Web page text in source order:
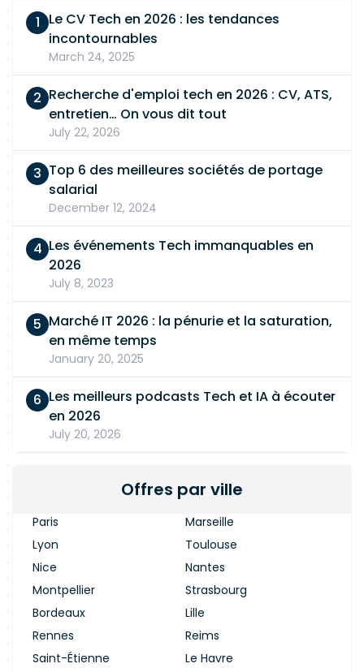
Le CV Tech en 2026 : les tendances
incontournables
March 24, 2025
Recherche d'emploi tech en 2026 : CV, ATS,
entretien… On vous dit tout
July 22, 2026
Top 6 des meilleures sociétés de portage
salarial
December 12, 2024
Les événements Tech immanquables en
2026
July 8, 2023
Marché IT 2026 : la pénurie et la saturation,
en même temps
January 20, 2025
Les meilleurs podcasts Tech et IA à écouter
en 2026
July 20, 2026
Offres par ville
Paris
Marseille
Lyon
Toulouse
Nice
Nantes
Montpellier
Strasbourg
Bordeaux
Lille
Rennes
Reims
Saint-Étienne
Le Havre